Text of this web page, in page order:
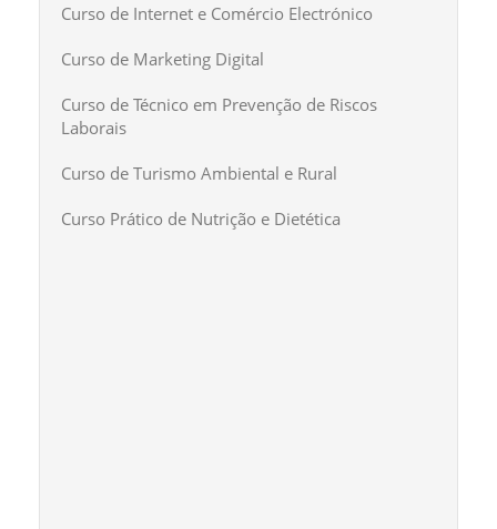
Curso de Internet e Comércio Electrónico
Curso de Marketing Digital
Curso de Técnico em Prevenção de Riscos
Laborais
Curso de Turismo Ambiental e Rural
Curso Prático de Nutrição e Dietética